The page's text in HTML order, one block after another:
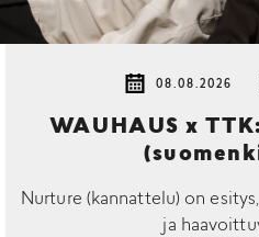
08.08.2026
WAUHAUS x
Nurture (kannattelu) on
ja